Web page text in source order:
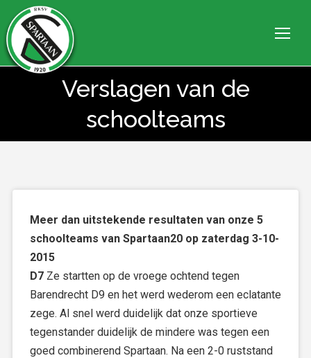
Verslagen van de
schoolteams
Je bent hier:
Meer dan uitstekende resultaten van onze 5
schoolteams van Spartaan20 op zaterdag 3-10-
2015
D7 Ze startten op de vroege ochtend tegen
Barendrecht D9 en het werd wederom een eclatante
zege. Al snel werd duidelijk dat onze sportieve
tegenstander duidelijk de mindere was tegen een
goed combinerend Spartaan. Na een 2-0 ruststand